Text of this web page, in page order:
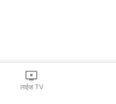
लाईव्ह TV